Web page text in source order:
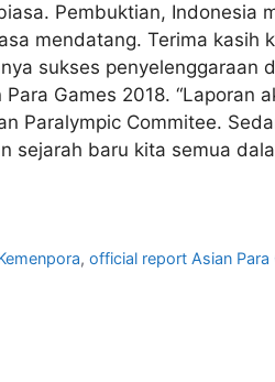
Pembuktian, Indonesia
mendatang. Terima kasih
sukses penyelenggaraan
Games 2018. “Laporan
Paralympic Commitee.
sejarah baru kita semua
,official report Asian Para